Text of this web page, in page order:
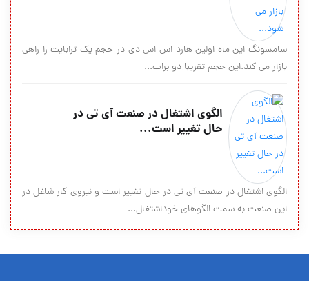
سامسونگ این ماه اولین هارد اس اس دی در حجم یک ترابایت را راهی
بازار می کند.این حجم تقریبا دو براب...
الگوی اشتغال در صنعت آی تی در
حال تغییر است...
الگوی اشتغال در صنعت آی تی در حال تغییر است و نیروی کار شاغل در
این صنعت به سمت الگوهای خوداشتغال...